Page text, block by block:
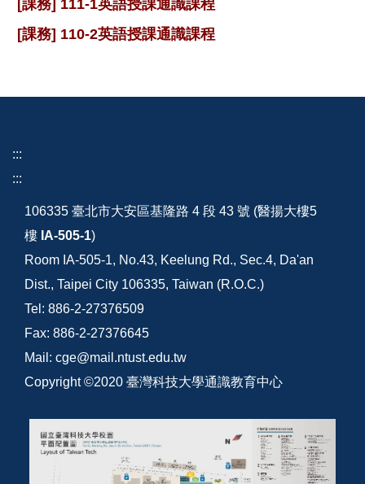
[課務] 111-1英語授課通識課程
[課務] 110-2英語授課通識課程
:::
:::
106335 臺北市大安區基隆路 4 段 43 號 (醫揚大樓5
樓 IA-505-1)
Room IA-505-1, No.43, Keelung Rd., Sec.4, Da'an
Dist., Taipei City 106335, Taiwan (R.O.C.)
Tel: 886-2-27376509
Fax: 886-2-27376645
Mail: cge@mail.ntust.edu.tw
Copyright ©2020 臺灣科技大學通識教育中心